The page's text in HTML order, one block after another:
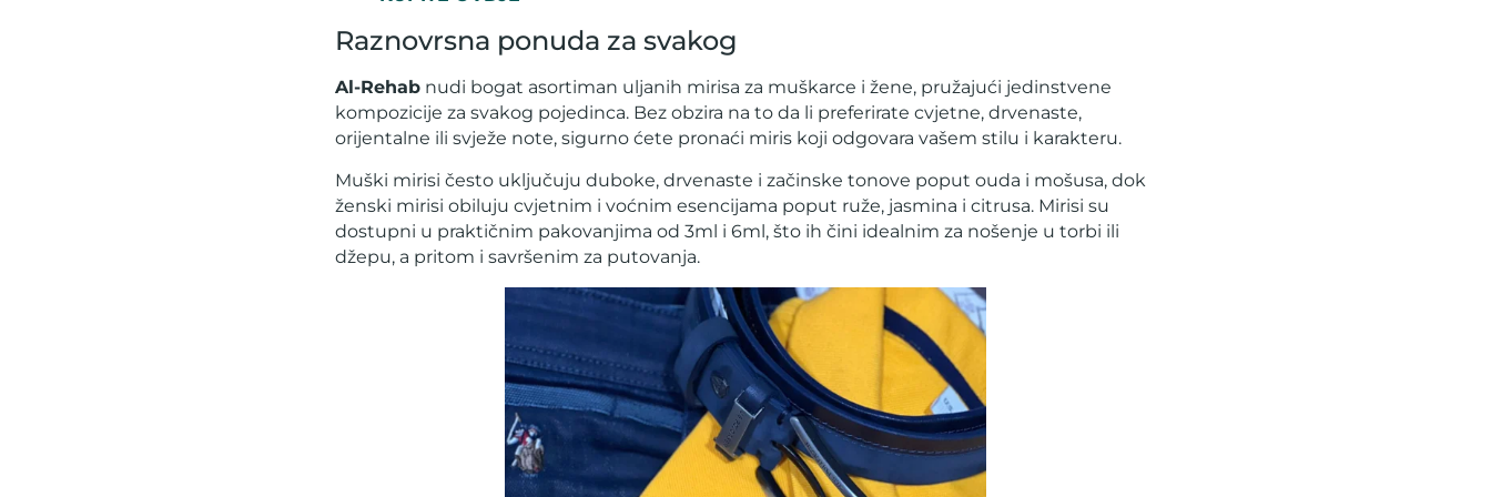
Raznovrsna ponuda za svakog
Al-Rehab nudi bogat asortiman uljanih mirisa za muškarce i žene, pružajući jedinstvene
kompozicije za svakog pojedinca. Bez obzira na to da li preferirate cvjetne, drvenaste,
orijentalne ili svježe note, sigurno ćete pronaći miris koji odgovara vašem stilu i karakteru.
Muški mirisi često uključuju duboke, drvenaste i začinske tonove poput ouda i mošusa, dok
ženski mirisi obiluju cvjetnim i voćnim esencijama poput ruže, jasmina i citrusa. Mirisi su
dostupni u praktičnim pakovanjima od 3ml i 6ml, što ih čini idealnim za nošenje u torbi ili
džepu, a pritom i savršenim za putovanja.